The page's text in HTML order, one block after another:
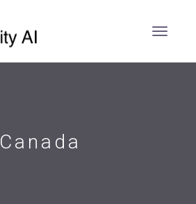
Canada